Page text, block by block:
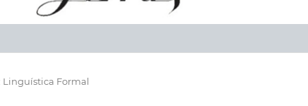
Linguística Formal